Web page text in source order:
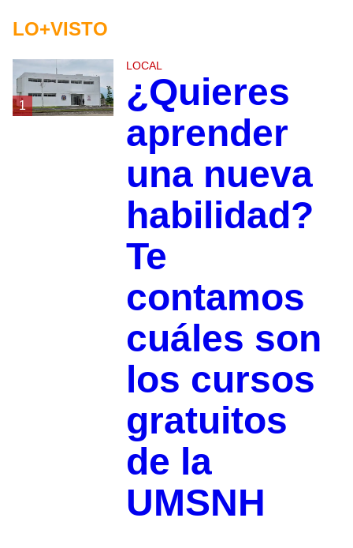
LO+VISTO
1
LOCAL
¿Quieres
aprender
una nueva
habilidad?
Te
contamos
cuáles son
los cursos
gratuitos
de la
UMSNH